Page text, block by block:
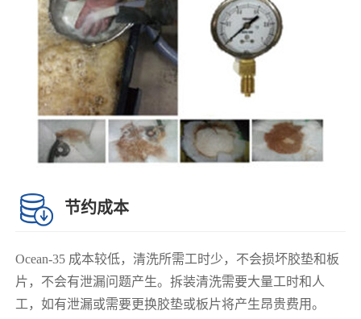
节约成本
Ocean-35 成本较低，清洗所需工时少，不会损坏胶垫和板
片，不会有泄漏问题产生。拆装清洗需要大量工时和人
工，如有泄漏或需要更换胶垫或板片将产生昂贵费用。